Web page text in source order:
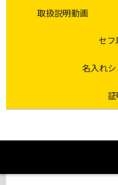
Instruction video
取扱説明動画
Other
セフ
Other link
名入れ